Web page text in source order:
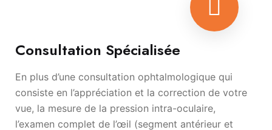
Consultation Spécialisée
En plus d’une consultation ophtalmologique qui
consiste en l’appréciation et la correction de votre
vue, la mesure de la pression intra-oculaire,
l’examen complet de l’œil (segment antérieur et